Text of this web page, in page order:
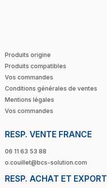
Produits origine
Produits compatibles
Vos commandes
Conditions générales de ventes
Mentions légales
Vos commandes
RESP. VENTE FRANCE
06 11 63 53 88
o.couillet@bcs-solution.com
RESP. ACHAT ET EXPORT